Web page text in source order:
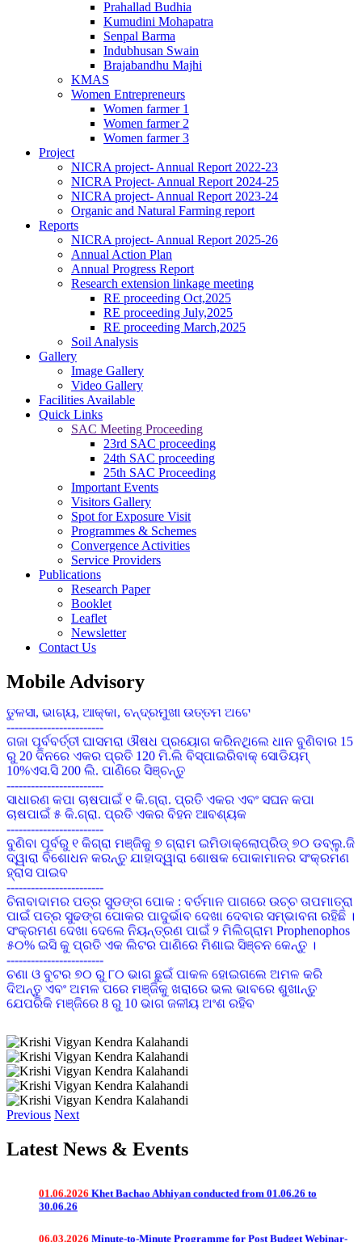
Prahallad Budhia
Kumudini Mohapatra
Senpal Barma
Indubhusan Swain
Brajabandhu Majhi
KMAS
Women Entrepreneurs
Women farmer 1
Women farmer 2
Women farmer 3
Project
NICRA project- Annual Report 2022-23
NICRA Project- Annual Report 2024-25
NICRA project- Annual Report 2023-24
Organic and Natural Farming report
Reports
NICRA project- Annual Report 2025-26
Annual Action Plan
Annual Progress Report
Research extension linkage meeting
RE proceeding Oct,2025
RE proceeding July,2025
RE proceeding March,2025
Soil Analysis
Gallery
Image Gallery
Video Gallery
Facilities Available
Quick Links
SAC Meeting Proceeding
23rd SAC proceeding
24th SAC proceeding
25th SAC Proceeding
Important Events
Visitors Gallery
Spot for Exposure Visit
Programmes & Schemes
Convergence Activities
Service Providers
Publications
Research Paper
Booklet
Leaflet
Newsletter
Contact Us
Mobile Advisory
କପାର ସଙ୍କର କିସମ ପାଇଁ ଜେଇ.କେ ଦୁର୍ଗା, ଅଟଳ,ଧାନୋ, ଗବର, ଶ୍ରୀ
ତୁଳସୀ, ଭାଗ୍ୟ, ଆକ୍କା, ଚନ୍ଦ୍ରମୁଖୀ ଉତ୍ତମ ଅଟେ
------------------------
ଗଜା ପୂର୍ବବର୍ତ୍ତୀ ଘାସମରା ଔଷଧ ପ୍ରୟୋଗ କରିନଥିଲେ ଧାନ ବୁଣିବାର 15
ରୁ 20 ଦିନରେ ଏକର ପ୍ରତି 120 ମି.ଲି ବିସ୍ପାଇରିବାକ୍ ସୋଡିୟମ୍
10%ଏସ.ସି 200 ଲି. ପାଣିରେ ସିଞ୍ଚନ୍ତୁ
------------------------
ସାଧାରଣ କପା ଚାଷପାଇଁ ୧ କି.ଗ୍ରା. ପ୍ରତି ଏକର ଏବଂ ସଘନ କପା
ଚାଷପାଇଁ ୫ କି.ଗ୍ରା. ପ୍ରତି ଏକର ବିହନ ଆବଶ୍ୟକ
------------------------
ବୁଣିବା ପୂର୍ବରୁ ୧ କିଗ୍ରା ମଞ୍ଜିକୁ ୭ ଗ୍ରାମ ଇମିଡାକ୍ଲୋପ୍ରିଡ୍ ୭୦ ଡବ୍ଲୁ.ଜି
ଦ୍ୱାରା ବିଶୋଧନ କରନ୍ତୁ ଯାହାଦ୍ୱାରା ଶୋଷକ ପୋକାମାନର ସଂକ୍ରମଣ
ହ୍ରାସ ପାଇବ
------------------------
ଚିନାବାଦାମର ପତ୍ର ସୁଡଙ୍ଗ ପୋକ : ବର୍ତମାନ ପାଗରେ ଉଚ୍ଚ ତାପମାତ୍ରା
ପାଇଁ ପତ୍ର ସୁଢଙ୍ଗ ପୋକର ପାଦୁର୍ଭାବ ଦେଖା ଦେବାର ସମ୍ଭାବନା ରହିଛି ।
ସଂକ୍ରମଣ ଦେଖା ଦେଲେ ନିୟନ୍ତ୍ରଣ ପାଇଁ ୨ ମିଲିଗ୍ରାମ Prophenophos
୫୦% ଇସି କୁ ପ୍ରତି ଏକ ଲିଟର ପାଣିରେ ମିଶାଇ ସିଞ୍ଚନ କେନ୍ତୁ ।
------------------------
ଚଣା ଓ ବୁଟର ୭୦ ରୁ ୮୦ ଭାଗ ଛୁଇଁ ପାକଳ ହୋଇଗଲେ ଅମଳ କରି
ଦିଅନ୍ତୁ ଏବଂ ଅମଳ ପରେ ମଞ୍ଜିକୁ ଖରାରେ ଭଲ ଭାବରେ ଶୁଖାନ୍ତୁ
ଯେପରିକି ମଞ୍ଜିରେ 8 ରୁ 10 ଭାଗ ଜଳୀୟ ଅଂଶ ରହିବ
------------------------
ଗୃହପାଳିତ ପଶୁ ଯଥା ଗାଈ,ମଇଁଷି,ଛେଳି,ମେଣ୍ଢା ମାନଙ୍କୁ
ରକ୍ଷା କରିବା ପାଇଁ ଉପଯୁକ୍ତ ସମୟରେ ଟୀକାକରଣ କରନ୍ତୁ
------------------------
ଦୀର୍ଘଦିନ ଧରି ଜିଲ୍ଲାରେ ପାଗ ଶୁଖିଲା ରହିଥିବାରୁ ଚାଷୀଭାଇମାନେ ଜମିରେ
ବତର ପ୍ରତି ଧ୍ୟାନ ଦିଅନ୍ତୁ ଏବଂ ଛିଡା ହେଇଥିବା ଫସଲ ଯଥା ମୁଗ, ବିରି,
ଚିନାବାଦାମ, ବୁଟ, ମଟର, ମକା ଇତ୍ୟାଦିରେ ପାଣିର ଅଭାବକୁ ଏଡ଼ାଇବା
ପାଇଁ ଆବଶ୍ୟକ ମତେ ଜଳସେଚନର ବ୍ୟବସ୍ଥା କରନ୍ତୁ
ବାଇଗଣରେ ଧଳା ମାଛି ନିୟନ୍ତ୍ରଣ ପାଇଁ ଅଙ୍ଗୀୟ ଅବସ୍ଥାରେ ଏକର
ପ୍ରତି ୮-୧୦ ଟି ଅଠା ଲାଗିଥିବା ହଳଦିଆ ଯନ୍ତା ବ୍ୟବହାର କରନ୍ତୁ ।
କୀଟନାଶକ (ଅଯାଡିରାକଟିନ ୧୫୦୦ ପିପିଏମ୍ )କୁ ପ୍ରତି ୧୦ ଲିଟର
ପାଣିରେ ମିଶାଇ ସିଞ୍ଚନ କରନ୍ତୁ।
------------------------
Previous Next
Latest News & Events
01.08.2026ଲଘୁଚାପ ଜନିତ ମାତ୍ରାଧିକ ବୃଷ୍ଟିପାତ ଓ ସାମ୍ପ୍ରତିକ ବନ୍ୟା
ପରିପ୍ରେକ୍ଷୀରେ ଫସଲ ପରିଚାଳନା ପାଇଁ ପରାମର୍ଶ
30.06.26
2026 address by Hon'ble PM on dt.06.03.2026